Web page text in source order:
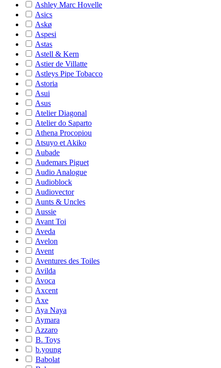
Ashley Marc Hovelle
Asics
Askø
Aspesi
Astas
Astell & Kern
Astier de Villatte
Astleys Pipe Tobacco
Astoria
Asui
Asus
Atelier Diagonal
Atelier do Saparto
Athena Procopiou
Atsuyo et Akiko
Aubade
Audemars Piguet
Audio Analogue
Audioblock
Audiovector
Aunts & Uncles
Aussie
Avant Toi
Aveda
Avelon
Avent
Aventures des Toiles
Avilda
Avoca
Axcent
Axe
Aya Naya
Aymara
Azzaro
B. Toys
b.young
Babolat